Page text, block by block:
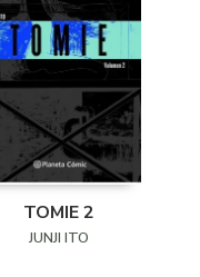
TOMIE 2
JUNJI ITO